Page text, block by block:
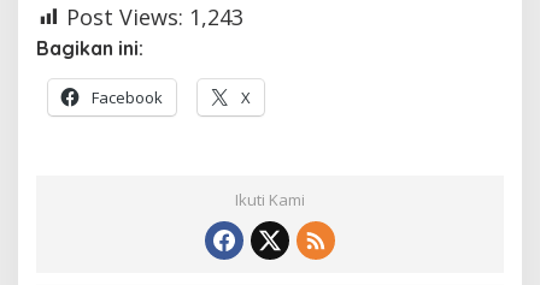
Post Views: 1,243
Bagikan ini:
Facebook X
Ikuti Kami